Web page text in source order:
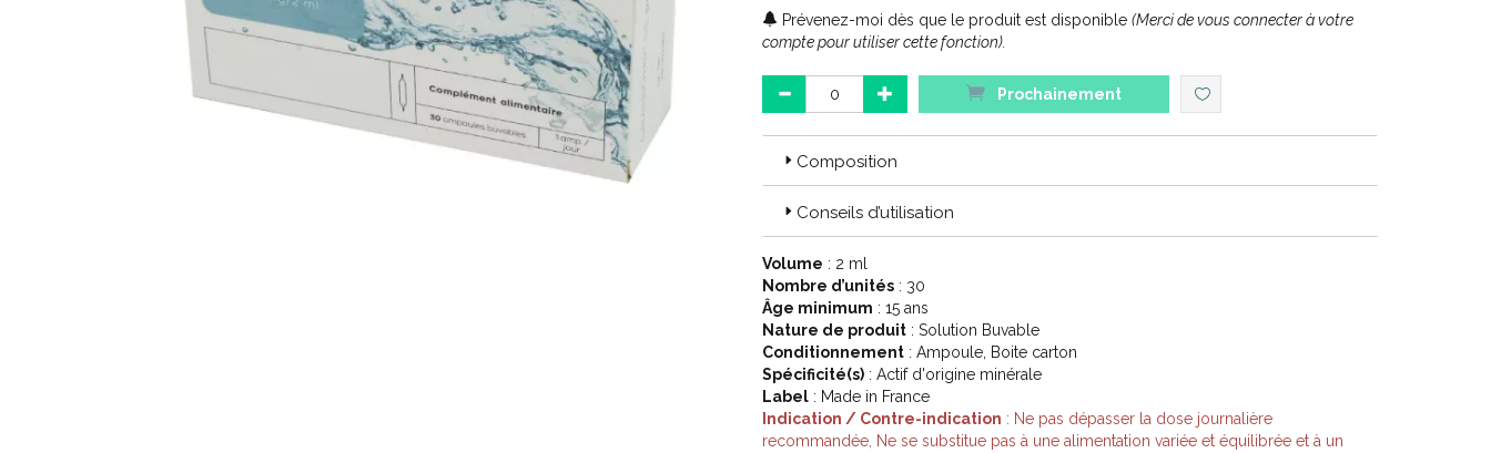
Prévenez-moi dès que le produit est disponible (Merci de vous connecter à votre
compte pour utiliser cette fonction).
Prochainement
Composition
Conseils d’utilisation
Volume : 2 ml
Nombre d’unités : 30
Âge minimum : 15 ans
Nature de produit : Solution Buvable
Conditionnement : Ampoule, Boite carton
Spécificité(s) : Actif d'origine minérale
Label : Made in France
Indication / Contre-indication : Ne pas dépasser la dose journalière
recommandée, Ne se substitue pas à une alimentation variée et équilibrée et à un